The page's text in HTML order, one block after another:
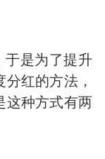
于是为了提升
红的方法，
这种方式有两